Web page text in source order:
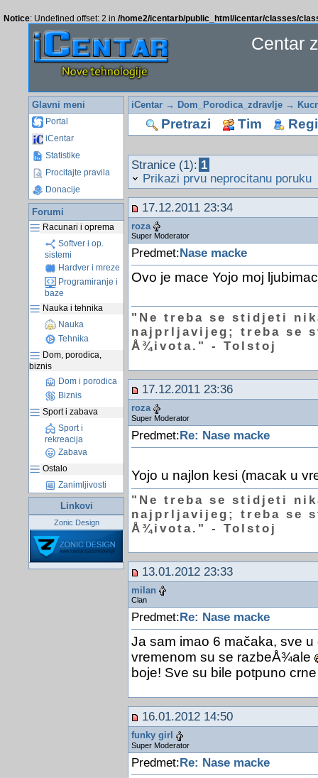
Notice: Undefined offset: 2 in /home2/icentarb/public_html/icentar/classes/
Centar
Glavni meni
Portal
iCentar
Statistike
Procitajte pravila
Donacije
Forumi
Racunari i oprema
Softver i op.
sistemi
Hardver i mreze
Programiranje i
baze
Nauka i tehnika
Nauka
Tehnika
Dom, porodica,
biznis
Dom i porodica
Biznis
Sport i zabava
Sport i
rekreacija
Zabava
Ostalo
Zanimljivosti
Linkovi
Zonic Design
iCentar→ Dom_Porodica_zdravlje→
Pretrazi Tim
Stranice (1): 1
Prikazi prvu neprocitanu poruku
17.12.2011 23:34
roza
Super Moderator
Predmet: Nase macke
Ovo je mace Yojo moj
"Ne treba se stidjeti
najprljavijeg; treba se
Å¾ivota." - Tolstoj
17.12.2011 23:36
roza
Super Moderator
Predmet:Re: Nase macke
Yojo u najlon kesi (macak u
"Ne treba se stidjeti
najprljavijeg; treba se
Å¾ivota." - Tolstoj
13.01.2012 23:33
milan
Clan
Predmet: Re: Nase macke
Ja sam imao 6 mačaka, sve
vremenom su se razbeÅ¾ale
boje! Sve su bile potpuno
16.01.2012 14:50
funky girl
Super Moderator
Predmet:Re: Nase macke